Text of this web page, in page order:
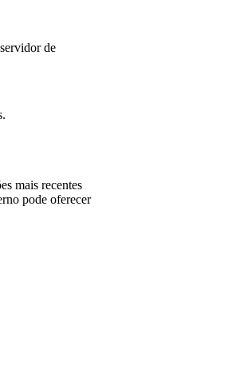
de
mais recentes
pode oferecer